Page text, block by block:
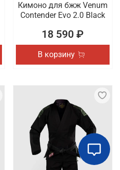
Кимоно для бжж Venum
Contender Evo 2.0 Black
18 590 ₽
В корзину